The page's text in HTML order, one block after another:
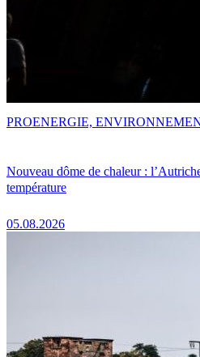
Nouveau dôme de chaleur :
température
05.08.2026
PROENERGIE,